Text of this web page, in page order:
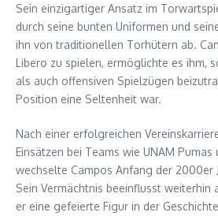
Sein einzigartiger Ansatz im
durch seine bunten Uniformen und
ihn von traditionellen Torhütern ab.
Libero zu spielen, ermöglichte es ihm,
als auch offensiven Spielzügen
Position eine Seltenheit war.
Nach einer erfolgreichen
Einsätzen bei Teams wie UNAM Pumas
wechselte Campos Anfang der 2000er
Sein Vermächtnis beeinflusst weiterhin
er eine gefeierte Figur in der